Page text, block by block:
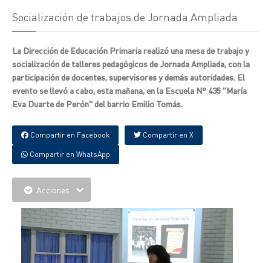
Socialización de trabajos de Jornada Ampliada
La Dirección de Educación Primaria realizó una mesa de trabajo y
socialización de talleres pedagógicos de Jornada Ampliada, con la
participación de docentes, supervisores y demás autoridades. El
evento se llevó a cabo, esta mañana, en la Escuela N° 435 "María
Eva Duarte de Perón" del barrio Emilio Tomás.
Compartir en Facebook Compartir en X
Compartir en WhatsApp
Acciones